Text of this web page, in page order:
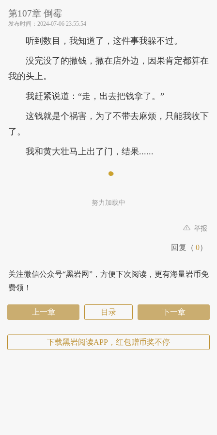
第107章 倒霉
发布时间： 2024-07-06 23:55:54
听到数目，我知道了，这件事我躲不过。
没完没了的撒钱，撒在店外边，因果肯定都算在
我的头上。
我赶紧说道：“走，出去把钱拿了。”
这钱就是个祸害，为了不带去麻烦，只能我收下
了。
我和黄大壮马上出了门，结果......
努力加载中
举报
回复（ 0）
关注微信公众号“黑岩网”，方便下次阅读，更有海量岩币免
费领！
上一章 目录 下一章
下载黑岩阅读APP，红包赠币奖不停